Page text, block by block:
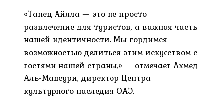
«Танец Айяла — это не просто
развлечение для туристов, а важная часть
нашей идентичности. Мы гордимся
возможностью делиться этим искусством с
гостями нашей страны,» — отмечает Ахмед
Аль-Мансури, директор Центра
культурного наследия ОАЭ.